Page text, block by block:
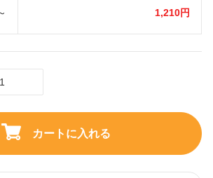
1,210円
カートに入れる